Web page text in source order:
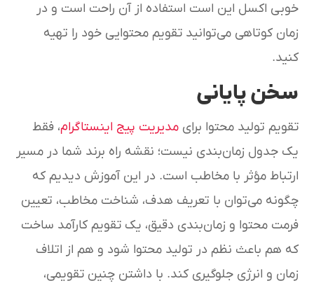
خوبی اکسل این است استفاده از آن راحت است و در
زمان کوتاهی می‌توانید تقویم محتوایی خود را تهیه
کنید.
سخن پایانی
تقویم تولید محتوا برایمدیریت پیج اینستاگرام، فقط
یک جدول زمان‌بندی نیست؛ نقشه راه برند شما در مسیر
ارتباط مؤثر با مخاطب است. در این آموزش دیدیم که
چگونه می‌توان با تعریف هدف، شناخت مخاطب، تعیین
فرمت محتوا و زمان‌بندی دقیق، یک تقویم کارآمد ساخت
که هم باعث نظم در تولید محتوا شود و هم از اتلاف
زمان و انرژی جلوگیری کند. با داشتن چنین تقویمی،